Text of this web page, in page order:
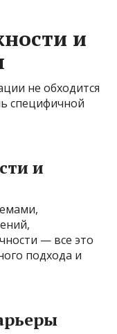
и
не обходится
специфичной
и
— все это
подхода и